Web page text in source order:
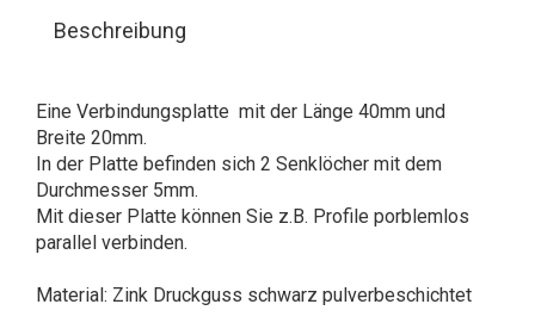
Beschreibung
Eine Verbindungsplatte mit der Länge 40mm und
Breite 20mm.
In der Platte befinden sich 2 Senklöcher mit dem
Durchmesser 5mm.
Mit dieser Platte können Sie z.B. Profile porblemlos
parallel verbinden.
Material: Zink Druckguss schwarz pulverbeschichtet